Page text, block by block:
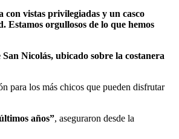
vistas privilegiadas y un casco
Estamos orgullosos de lo que hemos
Nicolás, ubicado sobre la costanera
para los más chicos que pueden disfrutar
años”, aseguraron desde la